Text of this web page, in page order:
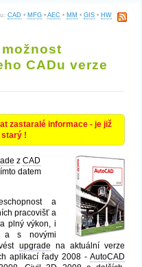
CAD • MFG • AEC • MM • GIS • HW
CADu verze
zastaralé informace - je již
starý !
z CAD
datem
a
pracovišť a
plný výkon, i
a s novými
upgrade na aktuální verze
aplikací řady 2008 - AutoCAD